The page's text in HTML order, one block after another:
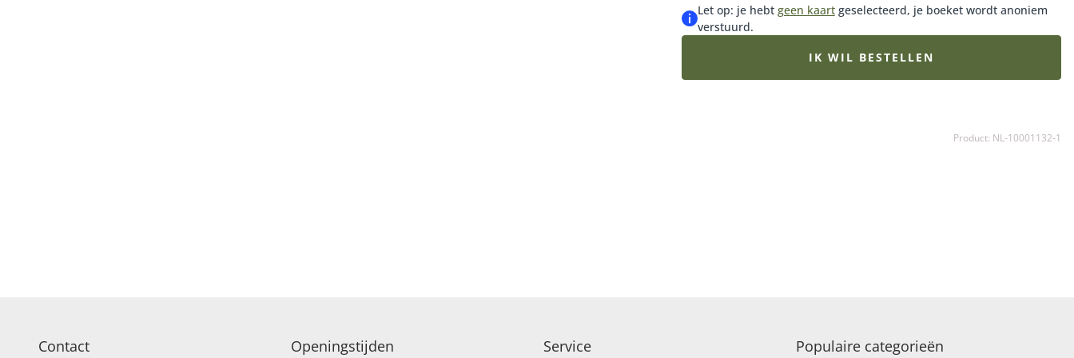
Let op: je hebt geen kaartgeselecteerd, je boeket wordt anoniem
verstuurd.
IK WIL BESTELLEN
Product: NL-10001132-1
Contact Openingstijden Service Populaire categorieën